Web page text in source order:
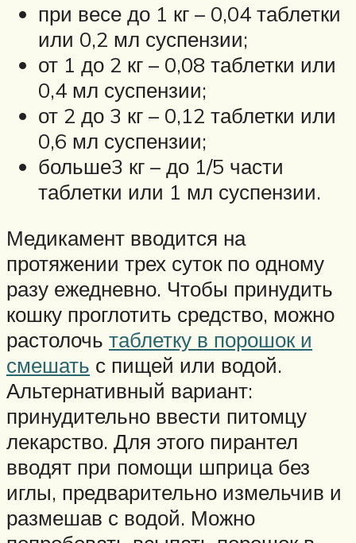
при весе до 1 кг – 0,04 таблетки
или 0,2 мл суспензии;
от 1 до 2 кг – 0,08 таблетки или
0,4 мл суспензии;
от 2 до 3 кг – 0,12 таблетки или
0,6 мл суспензии;
больше3 кг – до 1/5 части
таблетки или 1 мл суспензии.
Медикамент вводится на
протяжении трех суток по одному
разу ежедневно. Чтобы принудить
кошку проглотить средство, можно
растолочь таблетку в порошок и
смешать с пищей или водой.
Альтернативный вариант:
принудительно ввести питомцу
лекарство. Для этого пирантел
вводят при помощи шприца без
иглы, предварительно измельчив и
размешав с водой. Можно